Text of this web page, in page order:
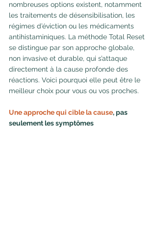
nombreuses options existent, notamment
les traitements de désensibilisation, les
régimes d’éviction ou les médicaments
antihistaminiques. La méthode Total Reset
se distingue par son approche globale,
non invasive et durable, qui s’attaque
directement à la cause profonde des
réactions. Voici pourquoi elle peut être le
meilleur choix pour vous ou vos proches.
Une approche qui cible la cause, pas
seulement les symptômes